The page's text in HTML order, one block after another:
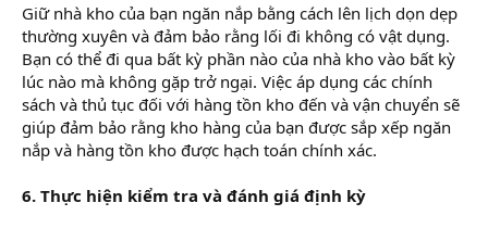
Giữ nhà kho của bạn ngăn nắp bằng cách lên lịch dọn dẹp
thường xuyên và đảm bảo rằng lối đi không có vật dụng.
Bạn có thể đi qua bất kỳ phần nào của nhà kho vào bất kỳ
lúc nào mà không gặp trở ngại. Việc áp dụng các chính
sách và thủ tục đối với hàng tồn kho đến và vận chuyển sẽ
giúp đảm bảo rằng kho hàng của bạn được sắp xếp ngăn
nắp và hàng tồn kho được hạch toán chính xác.
6. Thực hiện kiểm tra và đánh giá định kỳ